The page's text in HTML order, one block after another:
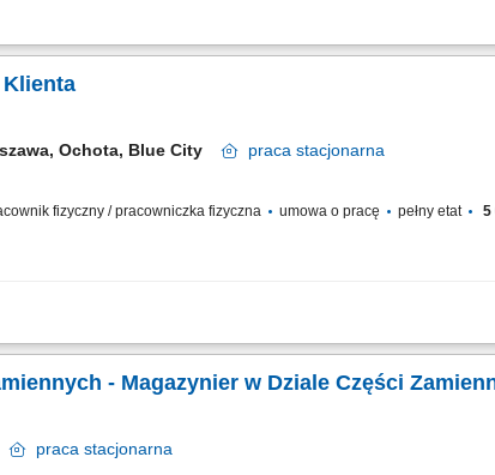
uzupełnianie warzyw i owoców; Dbanie o świeży i estetyczny wygląd
Ochota, Blue City praca stacjonarna
fizyczny / pracowniczka fizyczna umowa o pracę pełny etat 5
klientów oraz doradztwo podczas zakupów. Obsługa kasy
- Magazynier w Dziale Części
praca stacjonarna